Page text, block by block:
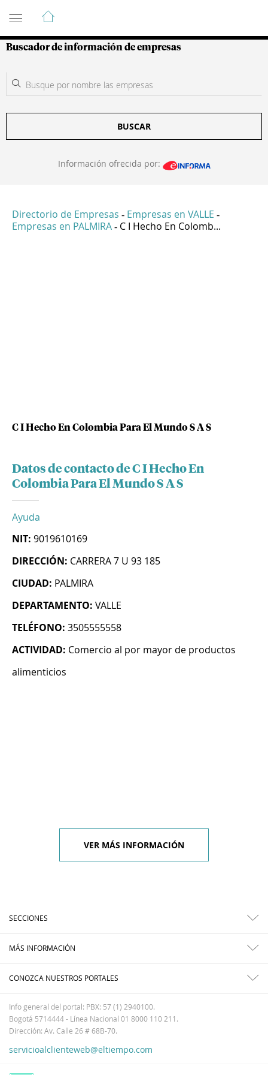
Guía de Empresas Colombianas
Buscador de información de empresas
BUSCAR
Información ofrecida por:
Directorio de Empresas - Empresas en VALLE -
Empresas en PALMIRA - C I Hecho En Colomb...
C I Hecho En Colombia Para El Mundo S A S
Datos de contacto de C I Hecho En
Colombia Para El Mundo S A S
Ayuda
NIT: 9019610169
DIRECCIÓN: CARRERA 7 U 93 185
CIUDAD: PALMIRA
DEPARTAMENTO: VALLE
TELÉFONO: 3505555558
ACTIVIDAD: Comercio al por mayor de productos
alimenticios
VER MÁS INFORMACIÓN
SECCIONES
MÁS INFORMACIÓN
CONOZCA NUESTROS PORTALES
Info general del portal: PBX: 57 (1) 2940100.
Bogotá 5714444 - Línea Nacional 01 8000 110 211.
Dirección: Av. Calle 26 # 68B-70.
servicioalclienteweb@eltiempo.com